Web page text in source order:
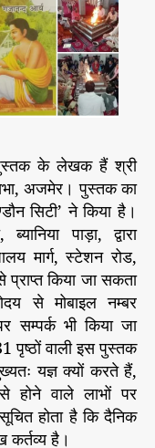
क्यों
?
’
के लेखक हैं श्री
सभा, अजमेर। पुस्तक का
सिटी’ ने किया है।
पाड़ा, द्वारा
मार्ग, स्टेशन रोड,
प्राप्त किया जा सकता
से मोबाइल नम्बर
सम्पर्क भी किया जा
वाली इस पुस्तक
यज्ञ क्यों करते हैं,
होने वाले लाभों पर
होता है कि दैनिक
कर्तव्य है।